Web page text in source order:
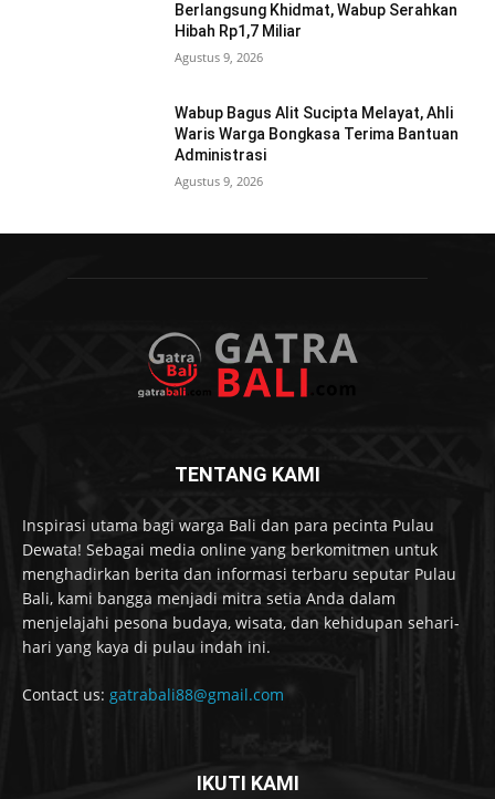
Berlangsung Khidmat, Wabup Serahkan
Hibah Rp1,7 Miliar
Agustus 9, 2026
Wabup Bagus Alit Sucipta Melayat, Ahli
Waris Warga Bongkasa Terima Bantuan
Administrasi
Agustus 9, 2026
TENTANG KAMI
Inspirasi utama bagi warga Bali dan para pecinta Pulau
Dewata! Sebagai media online yang berkomitmen untuk
menghadirkan berita dan informasi terbaru seputar Pulau
Bali, kami bangga menjadi mitra setia Anda dalam
menjelajahi pesona budaya, wisata, dan kehidupan sehari-
hari yang kaya di pulau indah ini.
Contact us: gatrabali88@gmail.com
IKUTI KAMI